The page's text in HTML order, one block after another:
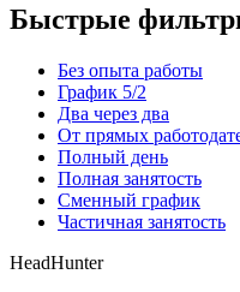
Быстрые
Без опыта работы
График 5/2
Два через два
От прямых
Полный день
Полная занятость
Сменный график
Частичная занятость
HeadHunter